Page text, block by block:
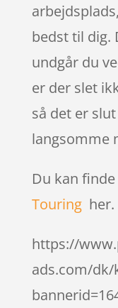
bedst til dig.
undgår du
er der slet
så det er
langsomme
Du kan finde
Touringher.
https://
ads.com/dk/